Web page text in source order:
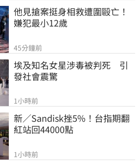
他見搶案挺身相救遭圍毆亡！
嫌犯最小12歲
45分鐘前
埃及知名女星涉毒被判死　引
發社會震驚
1小時前
新／Sandisk挫5%！台指期翻
紅站回44000點
1小時前